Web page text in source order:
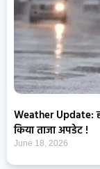
Weather Update:
किया ताजा अपडेट !
June 18, 2026